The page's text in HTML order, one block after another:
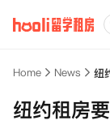
Home News 纽
纽约租房